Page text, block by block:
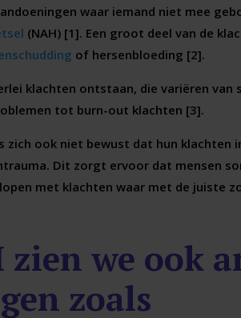
waar iemand niet mee
(NAH) [1]. Een groot deel van de
of hersenbloeding [2].
klachten ontstaan, die variëren van
tot burn-out klachten [3].
zich ook niet bewust dat hun klachten
Dit zorgt ervoor dat mensen
met klachten waar met de juiste
zien we ook
zoals